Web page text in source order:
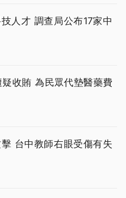
人才 調查局公布17家中
收賄 為民眾代墊醫藥費
台中教師右眼受傷有失